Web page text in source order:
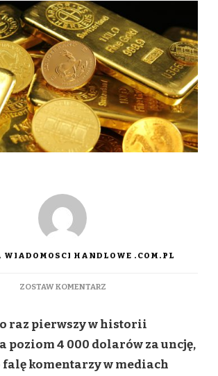
WIADOMOSCI HANDLOWE .COM.PL
ZOSTAW KOMENTARZDO
INWESTYCYJNE.
CZEGO
NIE
TRZEBA
raz pierwszy w historii
poziom 4 000 dolarów za uncję,
falę komentarzy w mediach